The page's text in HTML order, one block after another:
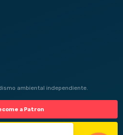
ambiental independiente.
a Patron